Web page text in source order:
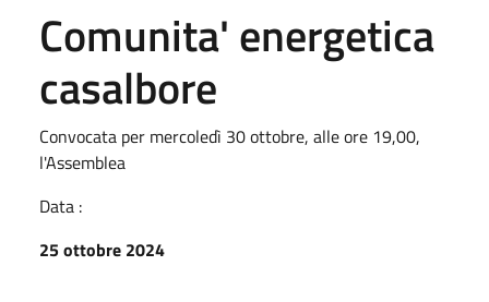
Comunita' energetica
casalbore
Convocata per mercoledì 30 ottobre, alle ore 19,00,
l'Assemblea
Data :
25 ottobre 2024